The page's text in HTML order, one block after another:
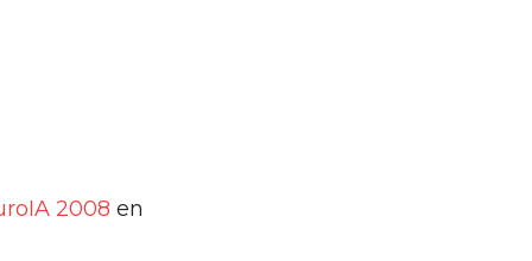
2008 en